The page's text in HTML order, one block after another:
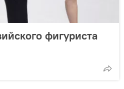
фигуриста